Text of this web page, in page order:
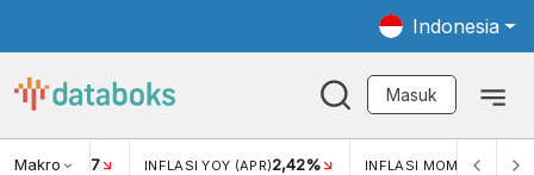
Indonesia
Masuk
Makro
USD/IDR 17 INFLASI YOY (APR)2,42% INFLASI MOM (MAR)